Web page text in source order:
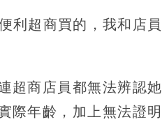
利超商買的，我和店員
超商店員都無法辨認她
際年齡，加上無法證明